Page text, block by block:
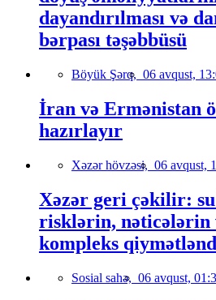
dayandırılması və
bərpası təşəbbüsü
Böyük Şərq, 06 avqust,
İran və Ermənistan
hazırlayır
Xəzər hövzəsi, 06 avqust,
Xəzər geri çəkilir:
risklərin,
kompleks
Sosial sahə, 06 avqust,